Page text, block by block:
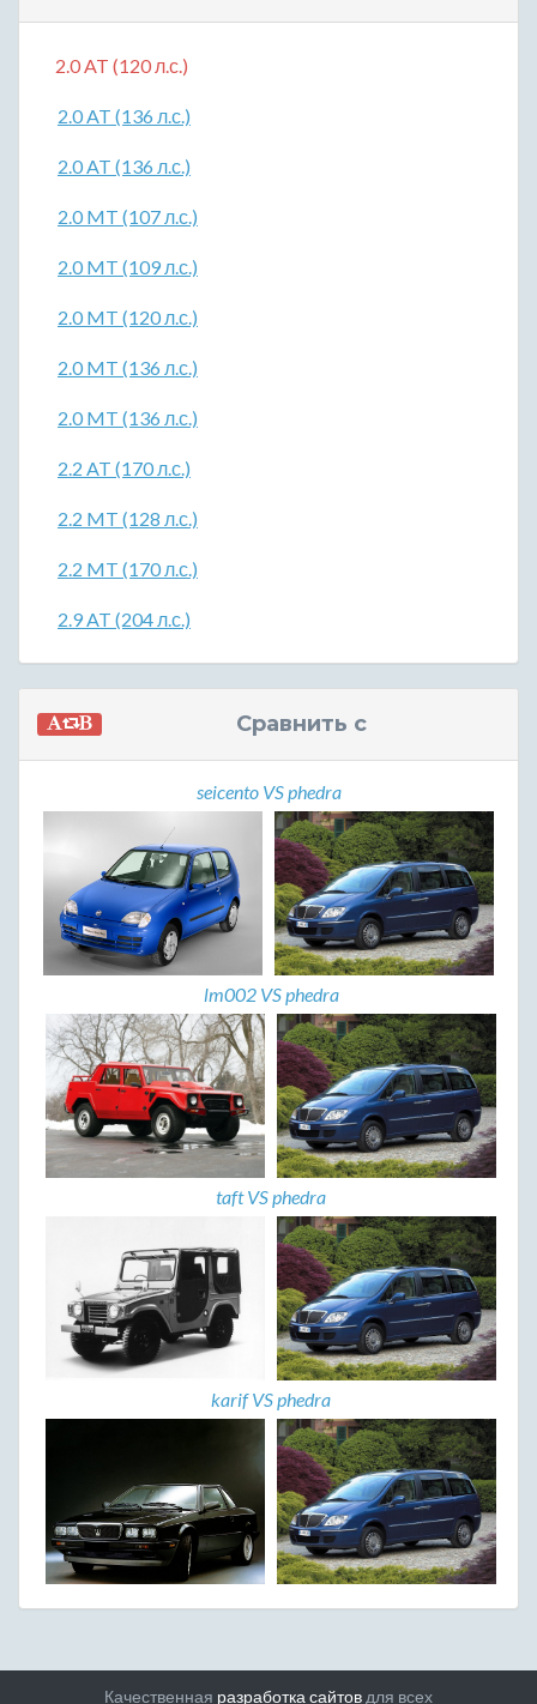
2.0 AT (120 л.с.)
2.0 AT (136 л.с.)
2.0 AT (136 л.с.)
2.0 MT (107 л.с.)
2.0 MT (109 л.с.)
2.0 MT (120 л.с.)
2.0 MT (136 л.с.)
2.0 MT (136 л.с.)
2.2 AT (170 л.с.)
2.2 MT (128 л.с.)
2.2 MT (170 л.с.)
2.9 AT (204 л.с.)
Сравнить с
seicento VS phedra
lm002 VS phedra
taft VS phedra
karif VS phedra
Качественная разработка сайтов для всех